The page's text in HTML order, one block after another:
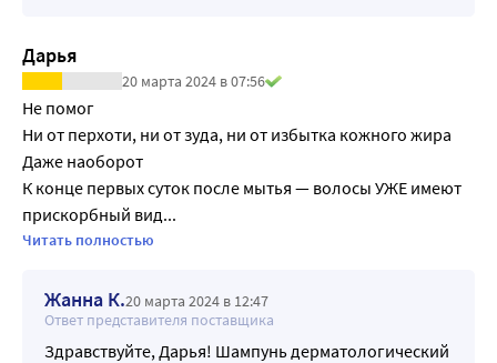
Дарья
20 марта 2024 в 07:56
Не помог
Ни от перхоти, ни от зуда, ни от избытка кожного жира
Даже наоборот
К конце первых суток после мытья — волосы УЖЕ имеют
прискорбный вид...
духами из 2000х годов...
Которые перебивают аромат духов
Чувствуется весь день на волосах
Читать полностью
Жанна К.20 марта 2024 в 12:47
Ответ представителя поставщика
Здравствуйте, Дарья! Шампунь дерматологический